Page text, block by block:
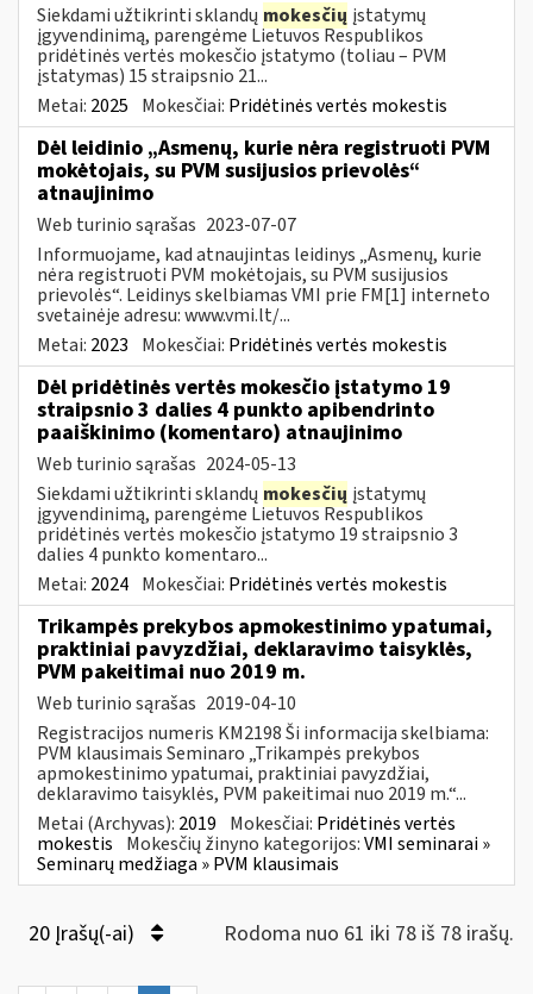
Siekdami užtikrinti sklandų mokesčių įstatymų
įgyvendinimą, parengėme Lietuvos Respublikos
pridėtinės vertės mokesčio įstatymo (toliau – PVM
įstatymas) 15 straipsnio 21...
Metai: 2025 Mokesčiai: Pridėtinės vertės mokestis
Dėl leidinio „Asmenų, kurie nėra registruoti PVM
mokėtojais, su PVM susijusios prievolės“
atnaujinimo
Web turinio sąrašas 2023-07-07
Informuojame, kad atnaujintas leidinys „Asmenų, kurie
nėra registruoti PVM mokėtojais, su PVM susijusios
prievolės“. Leidinys skelbiamas VMI prie FM[1] interneto
svetainėje adresu: www.vmi.lt/...
Metai: 2023 Mokesčiai: Pridėtinės vertės mokestis
Dėl pridėtinės vertės mokesčio įstatymo 19
straipsnio 3 dalies 4 punkto apibendrinto
paaiškinimo (komentaro) atnaujinimo
Web turinio sąrašas 2024-05-13
Siekdami užtikrinti sklandų mokesčių įstatymų
įgyvendinimą, parengėme Lietuvos Respublikos
pridėtinės vertės mokesčio įstatymo 19 straipsnio 3
dalies 4 punkto komentaro...
Metai: 2024 Mokesčiai: Pridėtinės vertės mokestis
Trikampės prekybos apmokestinimo ypatumai,
praktiniai pavyzdžiai, deklaravimo taisyklės,
PVM pakeitimai nuo 2019 m.
Web turinio sąrašas 2019-04-10
Registracijos numeris KM2198 Ši informacija skelbiama:
PVM klausimais Seminaro „Trikampės prekybos
apmokestinimo ypatumai, praktiniai pavyzdžiai,
deklaravimo taisyklės, PVM pakeitimai nuo 2019 m.“...
Metai (Archyvas): 2019 Mokesčiai: Pridėtinės vertės
mokestis Mokesčių žinyno kategorijos:VMI seminarai »
Seminarų medžiaga » PVM klausimais
20 Įrašų(-ai) Rodoma nuo 61 iki 78 iš 78 irašų.